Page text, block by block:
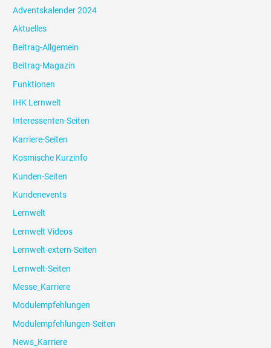
Adventskalender 2024
Aktuelles
Beitrag-Allgemein
Beitrag-Magazin
Funktionen
IHK Lernwelt
Interessenten-Seiten
Karriere-Seiten
Kosmische Kurzinfo
Kunden-Seiten
Kundenevents
Lernwelt
Lernwelt Videos
Lernwelt-extern-Seiten
Lernwelt-Seiten
Messe_Karriere
Modulempfehlungen
Modulempfehlungen-Seiten
News_Karriere